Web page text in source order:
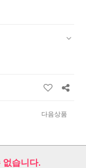
다음상품
없습니다.